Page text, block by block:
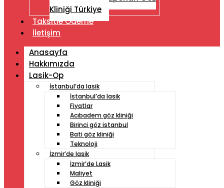
Kliniği Türkiye
Taksitle Ödeme
İletişim
Anasayfa
Hakkımızda
Lasik-Op
İstanbul’da lasik
İstanbul’da lasik
Fiyatlar
Acıbadem göz kliniği
Birinci göz istanbul
Bati göz kliniği
Teknoloji
İzmir’de lasik
İzmir’de Lasik
Maliyet
Göz kliniği